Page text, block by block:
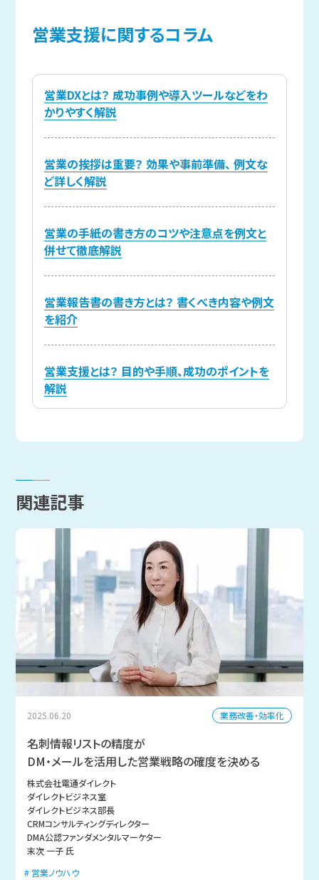
営業支援に関するコラム
営業DXとは？ 成功事例や導入ツールなどをわ
かりやすく解説
営業の挨拶は重要？ 効果や事前準備、 例文な
ど詳しく解説
営業の手紙の書き方のコツや注意点を例文と
併せて徹底解説
営業報告書の書き方とは？ 書くべき内容や例文
を紹介
営業支援とは？ 目的や手順、成功のポイントを
解説
関連記事
2025.06.20 業務改善・効率化
名刺情報リストの精度が
DM・メールを活用した営業戦略の確度を決める
株式会社電通ダイレクト
ダイレクトビジネス室
ダイレクトビジネス部長
CRMコンサルティングディレクター
DMA公認ファンダメンタルマーケター
末次 一子 氏
営業ノウハウ